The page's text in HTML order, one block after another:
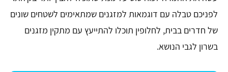
לפניכם טבלה עם דוגמאות למזגנים שמתאימים לשטחים שונים
של חדרים בבית, לחלופין תוכלו להתייעץ עם מתקין מזגנים
בשרון לגבי הנושא.